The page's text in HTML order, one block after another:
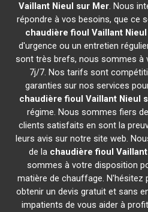
Vaillant Nieul sur Mer. Nous
répondre à vos besoins, que ce
chaudière fioul Vaillant
d'urgence ou un entretien
sont très brefs, nous sommes à
7j/7. Nos tarifs sont
garanties sur nos services
chaudière fioul Vaillant Nieul
régime. Nous sommes fiers
clients satisfaits en sont la
leurs avis sur notre site web.
de la chaudière fioul Vaillant
sommes à votre disposition
matière de chauffage.
obtenir un devis gratuit et sans
impatients de vous aider à